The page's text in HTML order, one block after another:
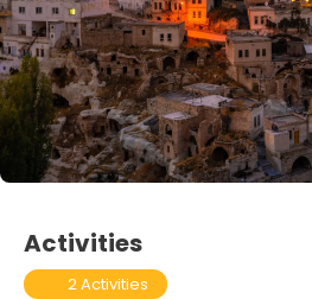
Activities
2 Activities